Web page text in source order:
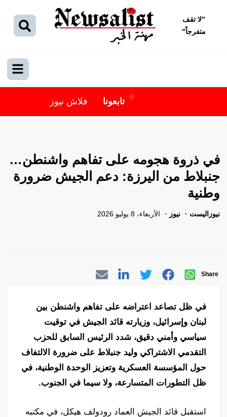
"لا تقف
متفرجاً"
تابعونا فلاش نيوز
في ذروة هجومه على تفاهم واشنطن…
جنبلاط من اليرزة: دعم الجيش ضرورة
وطنية
نيوزاليست نيوز الأربعاء، 8 يوليو 2026
Share
في ظل تصاعد اعتراضه على تفاهم واشنطن بين
لبنان وإسرائيل، وزيارته قائد الجيش في توقيت
سياسي وأمني دقيق، شدد الرئيس السابق للحزب
التقدمي الاشتراكي وليد جنبلاط على ضرورة الالتفاف
حول المؤسسة العسكرية وتعزيز الوحدة الوطنية، في
ظل التطورات المتسارعة، ولا سيما في الجنوب.
استقبل قائد الجيش العماد رودولف هيكل، في مكتبه